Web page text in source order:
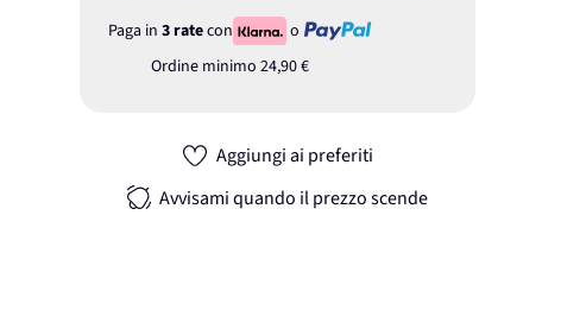
Paga in 3 ratecon
o
Ordine minimo 24,90 €
Aggiungi ai preferiti
Avvisami quando il prezzo scende